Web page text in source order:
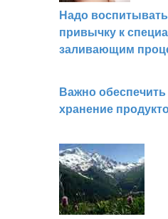
Надо
привычку к
заливающим
Важно
хранение